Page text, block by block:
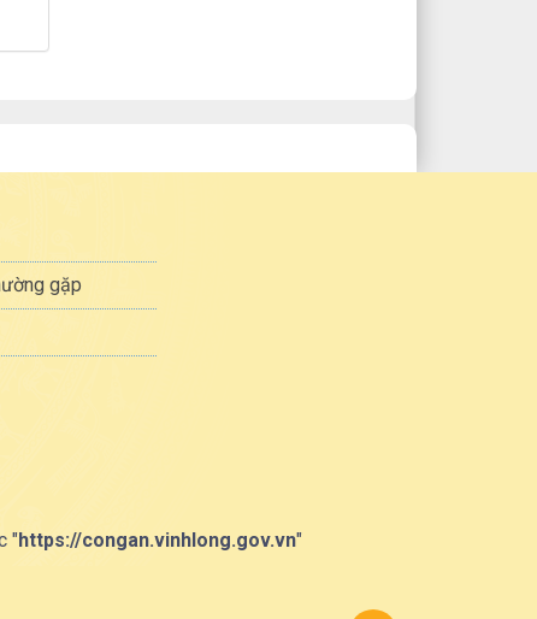
gặp
"https://congan.vinhlong.gov.vn"